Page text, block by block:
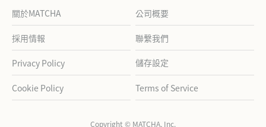
關於MATCHA 公司概要
採用情報 聯繫我們
Privacy Policy 儲存設定
Cookie Policy Terms of Service
Copyright © MATCHA, Inc.